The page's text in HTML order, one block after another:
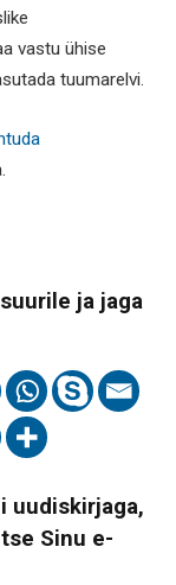
vastu ühise
tuumarelvi.
ja jaga
uudiskirjaga,
Sinu e-